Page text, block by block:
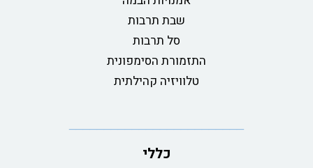
שבת תרבות
סל תרבות
התזמורת הסימפונית
טלוויזיה קהילתית
כללי